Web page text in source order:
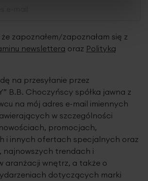
zapoznałem/zapoznałam się z
newslettera oraz Polityką
na przesyłanie przez
B.B. Choczyńscy spółka jawna z
na mój adres e-mail imiennych
w szczególności
promocjach,
i innych ofertach specjalnych oraz
najnowszych trendach i
aranżacji wnętrz, a także o
dotyczących marki